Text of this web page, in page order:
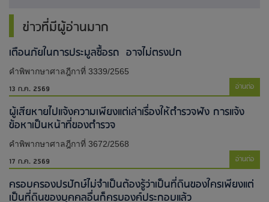
ข่าวที่มีผู้อ่านมาก
เตือนภัยในการประมูลซื้อรถ อาจไม่ตรงปก
คำพิพากษาศาลฎีกาที่ 3339/2565
13 ก.ค. 2569 อ่านต่อ
ผู้เสียหายไปแจ้งความเพียงแต่เล่าเรื่องให้ตำรวจฟัง การแจ้ง
ข้อหาเป็นหน้าที่ของตำรวจ
คำพิพากษาศาลฎีกาที่ 3672/2568
17 ก.ค. 2569 อ่านต่อ
ครอบครองปรปักษ์ไม่จำเป็นต้องรู้ว่าเป็นที่ดินของใครเพียงแต่
เป็นที่ดินของบุคคลอื่นก็ครบองค์ประกอบแล้ว